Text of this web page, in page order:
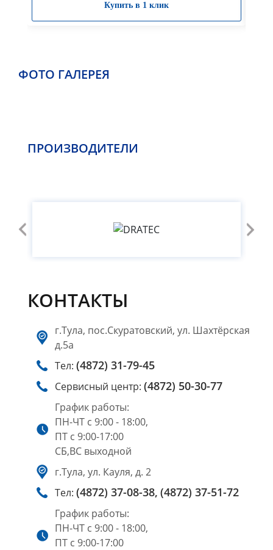
Купить в 1 клик
ФОТО ГАЛЕРЕЯ
ПРОИЗВОДИТЕЛИ
КОНТАКТЫ
г.Тула, пос.Скуратовский, ул. Шахтёрская
д.5а
Тел: (4872) 31-79-45
Сервисный центр: (4872) 50-30-77
График работы:
ПН-ЧТ с 9:00 - 18:00,
ПТ с 9:00-17:00
СБ,ВС выходной
г.Тула, ул. Кауля, д. 2
Тел: (4872) 37-08-38, (4872) 37-51-72
График работы:
ПН-ЧТ с 9:00 - 18:00,
ПТ с 9:00-17:00